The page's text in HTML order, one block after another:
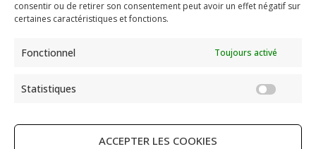
consentir ou de retirer son consentement peut avoir un effet négatif sur
certaines caractéristiques et fonctions.
Fonctionnel Toujours activé
Statistiques
ACCEPTER LES COOKIES
33 avenue Parmentier - 75011 Paris
01 43 55 56 18
RECHERCHER